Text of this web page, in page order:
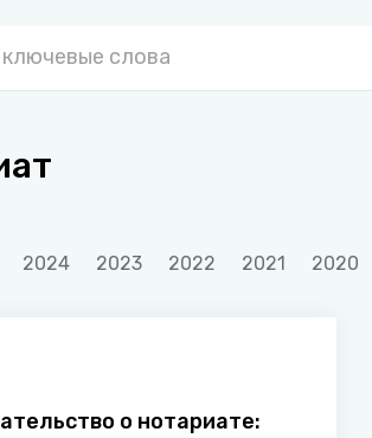
2024 2023 2022 2021 2020
о нотариате: